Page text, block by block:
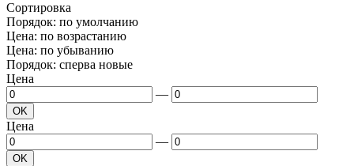
Сортировка
Порядок: по умолчанию
Цена: по возрастанию
Цена: по убыванию
Порядок: сперва новые
Цена
—
OK
Цена
—
OK